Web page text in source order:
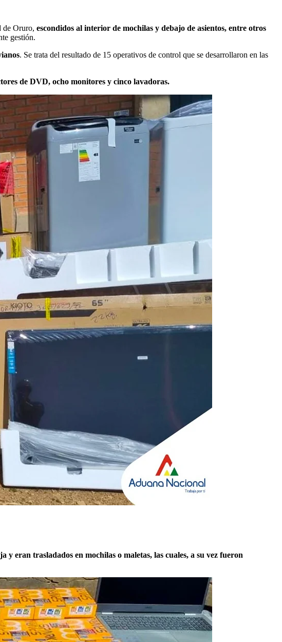
de Oruro, escondidos al interior de mochilas y debajo de asientos, entre otros
gestión.
. Se trata del resultado de 15 operativos de control que se desarrollaron en las
de DVD, ocho monitores y cinco lavadoras.
y eran trasladados en mochilas o maletas, las cuales, a su vez fueron